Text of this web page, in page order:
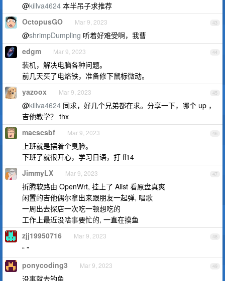
@killva4624 本半吊子求推荐
43
OctopusGO Mar 9, 2023
@shrimpDumpling 听着好难受啊，我曹
44
edgm Mar 9, 2023
装机，解决电脑各种问题。
前几天买了电烙铁，准备修下鼠标微动。
45
yazoox Mar 9, 2023
@killva4624 同求，好几个兄弟都在求。分享一下，哪个 up ，
吉他教学？ thx
46
macscsbf Mar 9, 2023
上班就是摆着个臭脸。
下班了就很开心，学习日语，打 ff14
47
JimmyLX Mar 9, 2023
折腾软路由 OpenWrt, 挂上了 Alist 看原盘真爽
闲置的吉他偶尔拿出来跟朋友一起弹, 唱歌
一周出去探店一次吃一顿想吃的
工作上最近没啥事要忙的, 一直在摸鱼
48
zjj19950716 Mar 9, 2023
“ ”
49
ponycoding3 Mar 9, 2023
没事就去钓鱼